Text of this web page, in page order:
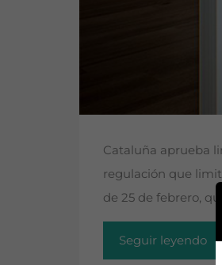
Cataluña aprueba
regulación que
de 25 de febrero,
Seguir leyendo